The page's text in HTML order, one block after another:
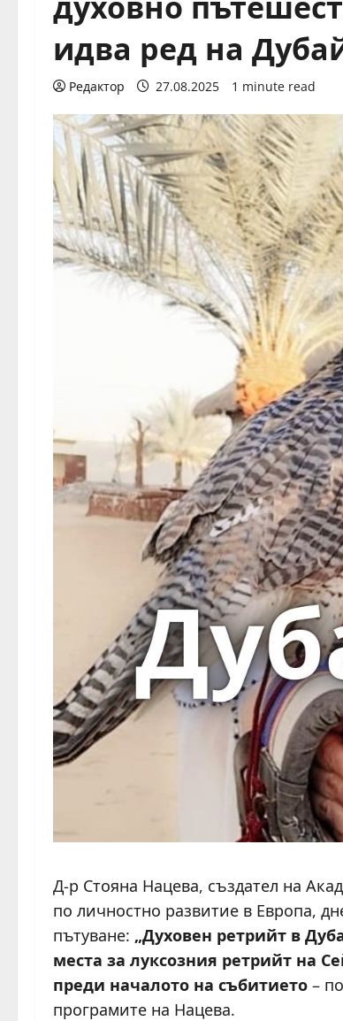
идва ред на
Редактор 27.08.2025 1 minute read
Д-р Стояна Нацева, създател на
по личностно развитие в Европа,
пътуване: „Духовен ретрийт в
места за луксозния ретрийт на
преди началото на събитието –
програмите на Нацева.